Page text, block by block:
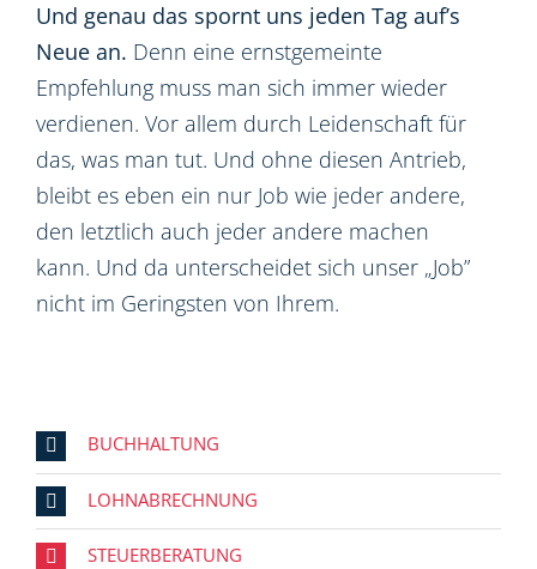
Und genau das spornt uns jeden Tag auf’s
Neue an. Denn eine ernstgemeinte
Empfehlung muss man sich immer wieder
verdienen. Vor allem durch Leidenschaft für
das, was man tut. Und ohne diesen Antrieb,
bleibt es eben ein nur Job wie jeder andere,
den letztlich auch jeder andere machen
kann. Und da unterscheidet sich unser „Job”
nicht im Geringsten von Ihrem.
BUCHHALTUNG
LOHNABRECHNUNG
STEUERBERATUNG